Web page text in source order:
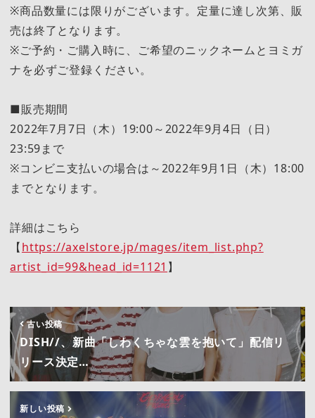
※商品数量には限りがございます。定量に達し次第、販
売は終了となります。
※ご予約・ご購入時に、ご希望のニックネームとヨミガ
ナを必ずご登録ください。
■販売期間
2022年7月7日（木）19:00～2022年9月4日（日）
23:59まで
※コンビニ支払いの場合は～2022年9月1日（木）18:00
までとなります。
詳細はこちら
【https://axelstore.jp/mages/item_list.php?
artist_id=99&head_id=1121 】
古い投稿
DISH//、新曲「しわくちゃな雲を抱いて」配信リ
リース決定…
新しい投稿